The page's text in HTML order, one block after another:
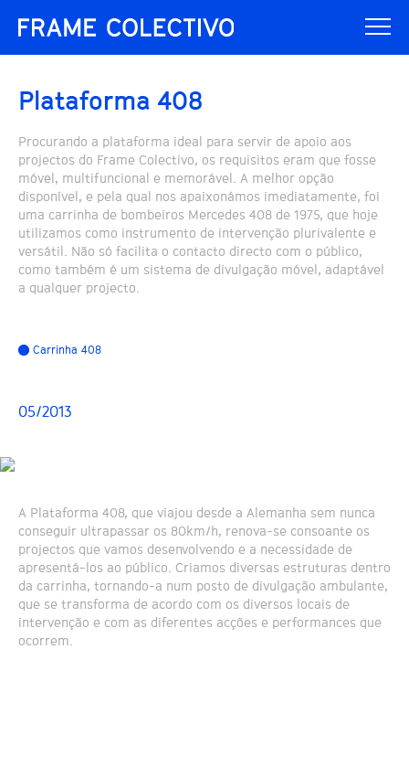
Plataforma 408
Procurando a plataforma ideal para servir de apoio aos
projectos do Frame Colectivo, os requisitos eram que fosse
móvel, multifuncional e memorável. A melhor opção
disponível, e pela qual nos apaixonámos imediatamente, foi
uma carrinha de bombeiros Mercedes 408 de 1975, que hoje
utilizamos como instrumento de intervenção plurivalente e
versátil. Não só facilita o contacto directo com o público,
como também é um sistema de divulgação móvel, adaptável
a qualquer projecto.
Carrinha 408
05/2013
A Plataforma 408, que viajou desde a Alemanha sem nunca
conseguir ultrapassar os 80km/h, renova-se consoante os
projectos que vamos desenvolvendo e a necessidade de
apresentá-los ao público. Criamos diversas estruturas dentro
da carrinha, tornando-a num posto de divulgação ambulante,
que se transforma de acordo com os diversos locais de
intervenção e com as diferentes acções e performances que
ocorrem.